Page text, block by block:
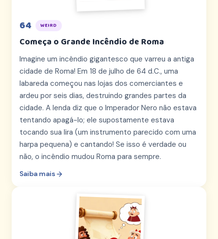
64 WEIRD
Começa o Grande Incêndio de Roma
Imagine um incêndio gigantesco que varreu a antiga
cidade de Roma! Em 18 de julho de 64 d.C., uma
labareda começou nas lojas dos comerciantes e
ardeu por seis dias, destruindo grandes partes da
cidade. A lenda diz que o Imperador Nero não estava
tentando apagá-lo; ele supostamente estava
tocando sua lira (um instrumento parecido com uma
harpa pequena) e cantando! Se isso é verdade ou
não, o incêndio mudou Roma para sempre.
Saiba mais